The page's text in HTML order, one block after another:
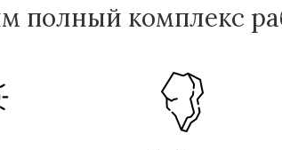
полный комплекс